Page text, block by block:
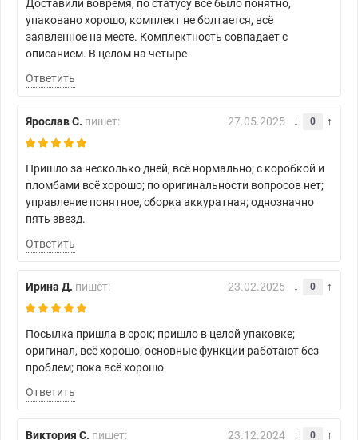
Доставили вовремя, по статусу всё было понятно,
упаковано хорошо, комплект не болтается, всё
заявленное на месте. Комплектность совпадает с
описанием. В целом на четыре
Ответить
Ярослав С. пишет: 27.05.2025 0
Пришло за несколько дней, всё нормально; с коробкой и
пломбами всё хорошо; по оригинальности вопросов нет;
управление понятное, сборка аккуратная; однозначно
пять звезд.
Ответить
Ирина Д. пишет: 23.02.2025 0
Посылка пришла в срок; пришло в целой упаковке;
оригинал, всё хорошо; основные функции работают без
проблем; пока всё хорошо
Ответить
Виктория С. пишет: 23.12.2024 0